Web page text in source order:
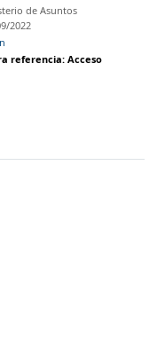
de Asuntos
2022
referencia:Acceso